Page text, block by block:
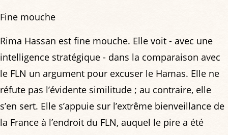
Fine mouche
Rima Hassan est fine mouche. Elle voit - avec une
intelligence stratégique - dans la comparaison avec
le FLN un argument pour excuser le Hamas. Elle ne
réfute pas l’évidente similitude ; au contraire, elle
s’en sert. Elle s’appuie sur l’extrême bienveillance de
la France à l’endroit du FLN, auquel le pire a été